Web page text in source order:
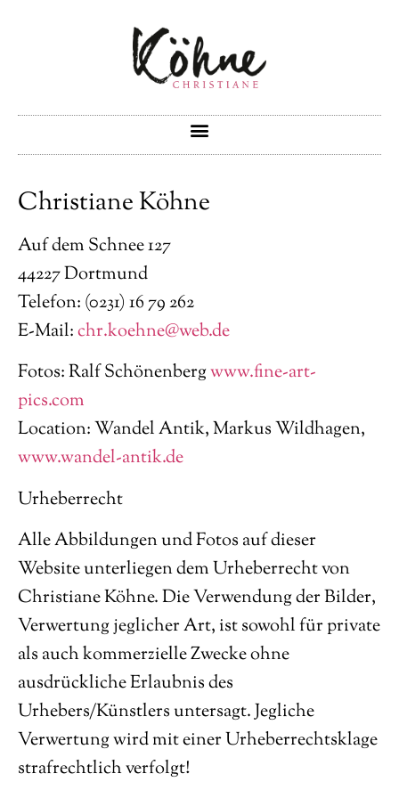
Christiane Köhne
Auf dem Schnee 127
44227 Dortmund
Telefon: (0231) 16 79 262
E-Mail:chr.koehne@web.de
Fotos: Ralf Schönenbergwww.fine-art-
pics.com
Location: Wandel Antik, Markus Wildhagen,
www.wandel-antik.de
Urheberrecht
Alle Abbildungen und Fotos auf dieser
Website unterliegen dem Urheberrecht von
Christiane Köhne. Die Verwendung der Bilder,
Verwertung jeglicher Art, ist sowohl für private
als auch kommerzielle Zwecke ohne
ausdrückliche Erlaubnis des
Urhebers/Künstlers untersagt. Jegliche
Verwertung wird mit einer Urheberrechtsklage
strafrechtlich verfolgt!